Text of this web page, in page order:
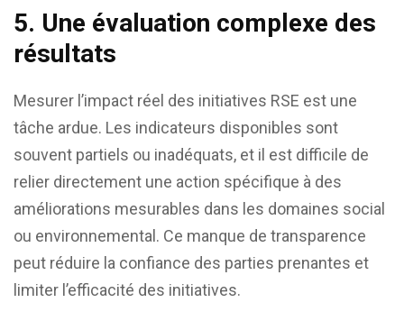
5. Une évaluation complexe des
résultats
Mesurer l’impact réel des initiatives RSE est une
tâche ardue. Les indicateurs disponibles sont
souvent partiels ou inadéquats, et il est difficile de
relier directement une action spécifique à des
améliorations mesurables dans les domaines social
ou environnemental. Ce manque de transparence
peut réduire la confiance des parties prenantes et
limiter l’efficacité des initiatives.